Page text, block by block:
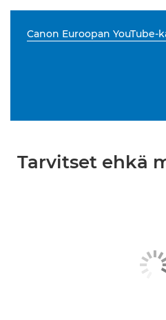
Canon Euroopan YouTube-
Tarvitset ehkä